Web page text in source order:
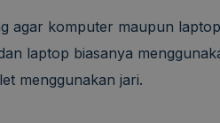
agar komputer maupun
laptop biasanya
menggunakan jari.